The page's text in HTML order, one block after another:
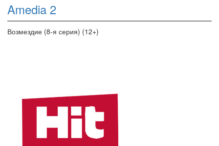
Amedia 2
Возмездие (8-я серия) (12+)